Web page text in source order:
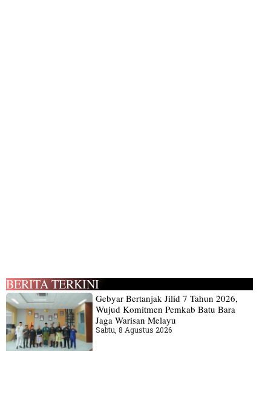
BERITA TERKINI
Gebyar Bertanjak Jilid 7 Tahun 2026,
Wujud Komitmen Pemkab Batu Bara
Jaga Warisan Melayu
Sabtu, 8 Agustus 2026